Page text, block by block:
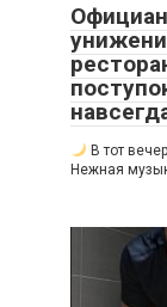
В тот
Нежная